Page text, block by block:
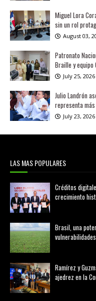
Miguel Lora
sin un rol
August 03,
Patronato
Braille y equipo
July 25, 2026
Julio Landrón
representa
July 23, 2026
LAS MAS POPULARES
Créditos
crecimiento
Brasil, una
vulnerabilidades
Ramírez y
ajedrez en la